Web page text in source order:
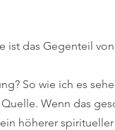
ist das Gegenteil
So wie ich es
Wenn das
höherer